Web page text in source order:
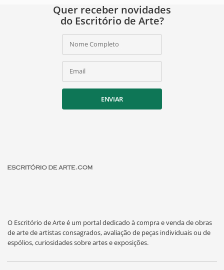
Quer receber novidades
do Escritório de Arte?
Nome Completo
Email
ENVIAR
O Escritório de Arte é um portal dedicado à compra e venda de obras
de arte de artistas consagrados, avaliação de peças individuais ou de
espólios, curiosidades sobre artes e exposições.